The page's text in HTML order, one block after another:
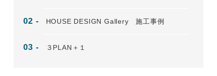
HOUSE DESIGN Gallery 施工事例
３PLAN＋１